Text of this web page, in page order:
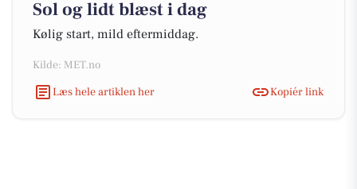
Sol og lidt blæst i dag
Kølig start, mild eftermiddag.
Kilde: MET.no
Læs hele artiklen her
Kopiér link